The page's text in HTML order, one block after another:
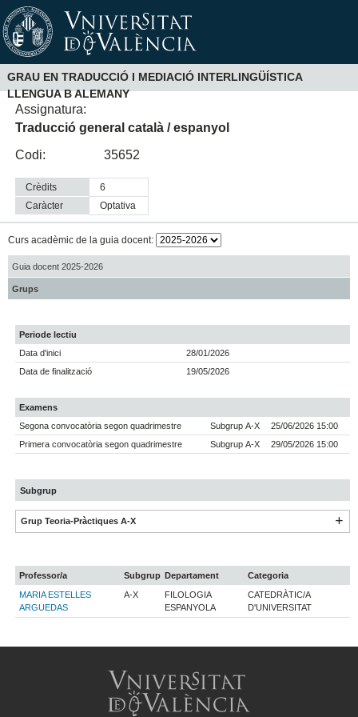
GRAU EN TRADUCCIÓ I MEDIACIÓ INTERLINGÜÍSTICA
LLENGUA B ALEMANY
Assignatura:
Traducció general català / espanyol
Codi:
35652
Crèdits
6
Caràcter
optativa
Curs acadèmic de la guia docent:
Guia docent 2025-2026
Grups
Periode lectiu
Data d'inici
28/01/2026
Data de finalització
19/05/2026
Examens
Segona convocatòria segon quadrimestre
Subgrup A-X
25/06/2026 15:00
Primera convocatòria segon quadrimestre
Subgrup A-X 29/05/2026 15:00
Subgrup
Grup Teoria-Pràctiques A-X
Professor/a Subgrup Departament
Categoria
MARIA ESTELLES
ARGUEDAS
A-X
FILOLOGIA
ESPANYOLA
CATEDRÀTIC/A
D'UNIVERSITAT